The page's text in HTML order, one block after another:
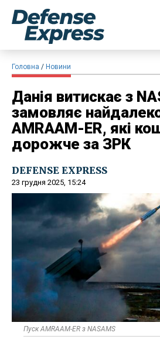
Головна Новини
Данія витискає з
замовляє
AMRAAM-ER, які
дорожче за ЗРК
DEFENSE EXPRESS
23 грудня 2025, 15:24
Пуск AMRAAM-ER з NASAMS